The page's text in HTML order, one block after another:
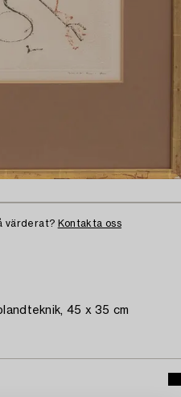
värderat? Kontakta oss
45 x 35 cm